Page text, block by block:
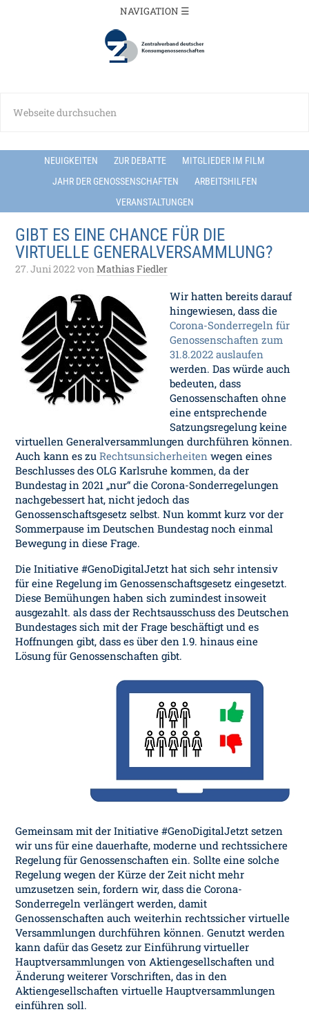
NEUIGKEITEN ZUR DEBATTE
MITGLIEDER IM FILM
JAHR DER GENOSSENSCHAFTEN
ARBEITSHILFEN
VERANSTALTUNGEN
GIBT ES EINE CHANCE FÜR DIE
VIRTUELLE GENERALVERSAMMLUNG?
27. Juni 2022 vonMathias Fiedler
Wir hatten bereits darauf
hingewiesen, dass die
Corona-Sonderregeln für
Genossenschaften zum
31.8.2022 auslaufen
werden. Das würde auch
bedeuten, dass
Genossenschaften ohne
eine entsprechende
Satzungsregelung keine
virtuellen Generalversammlungen durchführen können.
Auch kann es zuRechtsunsicherheiten wegen eines
Beschlusses des OLG Karlsruhe kommen, da der
Bundestag in 2021 „nur“ die Corona-Sonderregelungen
nachgebessert hat, nicht jedoch das
Genossenschaftsgesetz selbst. Nun kommt kurz vor der
Sommerpause im Deutschen Bundestag noch einmal
Bewegung in diese Frage.
Die Initiative #GenoDigitalJetzt hat sich sehr intensiv
für eine Regelung im Genossenschaftsgesetz eingesetzt.
Diese Bemühungen haben sich zumindest insoweit
ausgezahlt. als dass der Rechtsausschuss des Deutschen
Bundestages sich mit der Frage beschäftigt und es
Hoffnungen gibt, dass es über den 1.9. hinaus eine
Lösung für Genossenschaften gibt.
Gemeinsam mit der Initiative #GenoDigitalJetzt setzen
wir uns für eine dauerhafte, moderne und rechtssichere
Regelung für Genossenschaften ein. Sollte eine solche
Regelung wegen der Kürze der Zeit nicht mehr
umzusetzen sein, fordern wir, dass die Corona-
Sonderregeln verlängert werden, damit
Genossenschaften auch weiterhin rechtssicher virtuelle
Versammlungen durchführen können. Genutzt werden
kann dafür das Gesetz zur Einführung virtueller
Hauptversammlungen von Aktiengesellschaften und
Änderung weiterer Vorschriften, das in den
Aktiengesellschaften virtuelle Hauptversammlungen
einführen soll.